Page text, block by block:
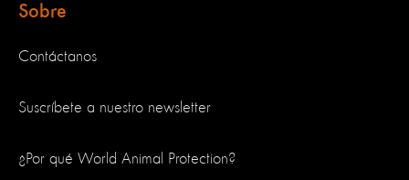
Sobre
Contáctanos
Suscríbete a nuestro newsletter
¿Por qué World Animal Protection?